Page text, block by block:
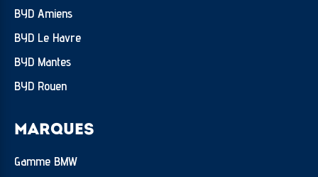
BYD Amiens
BYD Le Havre
BYD Mantes
BYD Rouen
MARQUES
Gamme BMW